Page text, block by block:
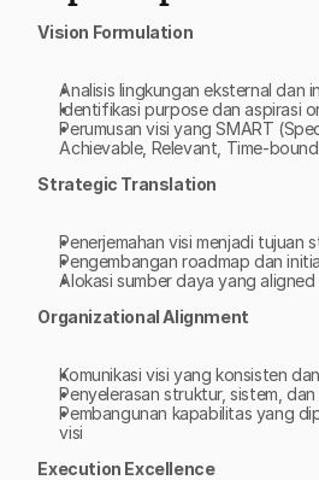
Vision Formulation
Analisis lingkungan eksternal dan
Identifikasi purpose dan aspirasi
Perumusan visi yang SMART
Achievable, Relevant, Time-
Strategic Translation
Penerjemahan visi menjadi tujuan
Pengembangan roadmap dan
Alokasi sumber daya yang
Organizational Alignment
Komunikasi visi yang konsisten
Penyelerasan struktur, sistem,
Pembangunan kapabilitas yang
visi
Execution Excellence